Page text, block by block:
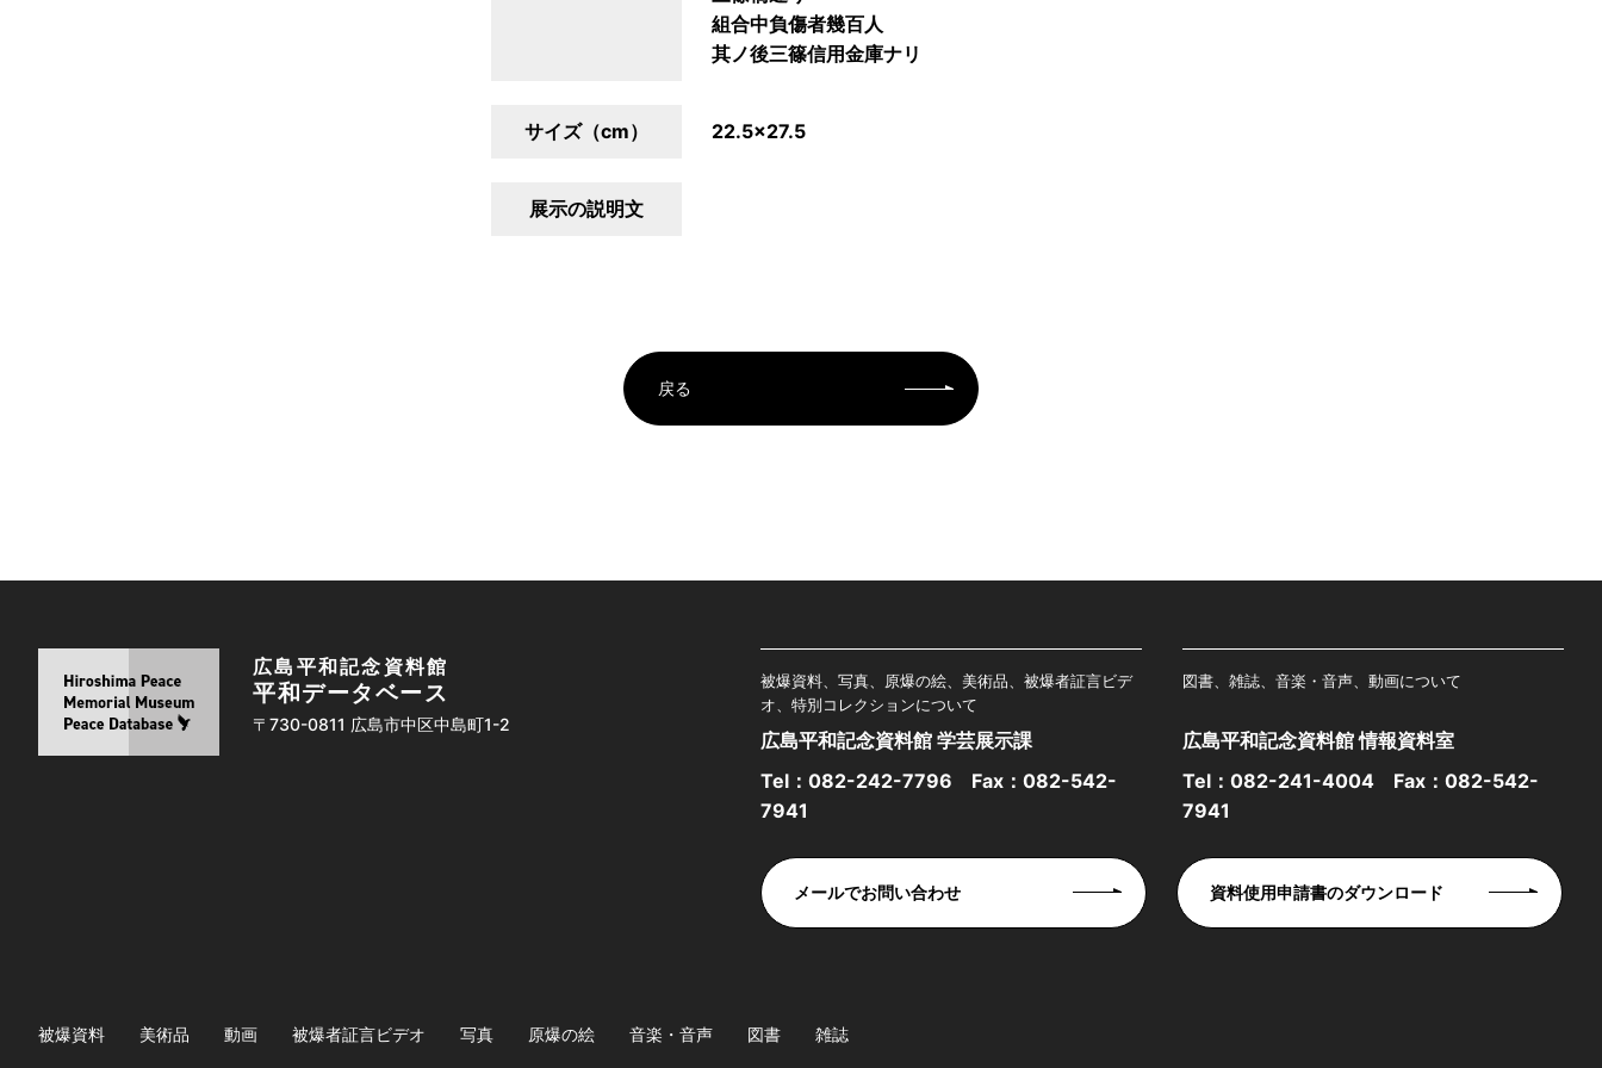
組合中負傷者幾百人
其ノ後三篠信用金庫ナリ
サイズ（cm） 22.5×27.5
展示の説明文
戻る
広島平和記念資料館
平和データベース
〒730-0811 広島市中区中島町1-2
被爆資料、写真、原爆の絵、美術品、被爆者証言ビデ
オ、特別コレクションについて
広島平和記念資料館 学芸展示課
Tel： 082-242-7796 Fax：082-542-
7941
図書、雑誌、音楽・音声、動画について
広島平和記念資料館 情報資料室
Tel： 082-241-4004 Fax：082-542-
7941
メールでお問い合わせ 資料使用申請書のダウンロード
被爆資料 美術品 動画 被爆者証言ビデオ 写真 原爆の絵 音楽・音声 図書 雑誌